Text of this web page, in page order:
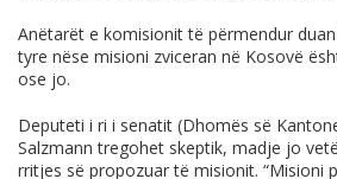
Anëtarët e komisionit të përmendur
tyre nëse misioni zviceran në Kosovë
ose jo.
Deputeti i ri i senatit (Dhomës së
Salzmann tregohet skeptik, madje jo
rritjes së propozuar të misionit. “Misioni